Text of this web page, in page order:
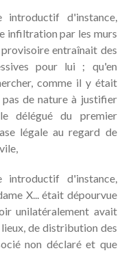
introductif d'instance,
infiltration par les murs
entraînait des
pour lui ; qu'en
comme il y était
de nature à justifier
délégué du premier
légale au regard de
introductif d'instance,
X... était dépourvue
unilatéralement avait
de distribution des
non déclaré et que